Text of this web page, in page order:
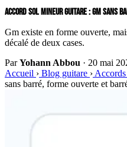
ACCORD SOL MINEUR GUITARE : GM SANS
Gm existe en forme ouverte,
décalé de deux cases.
ParYohann Abbou · 20 mai
Accueil › Blog guitare › Accords
sans barré, forme ouverte et